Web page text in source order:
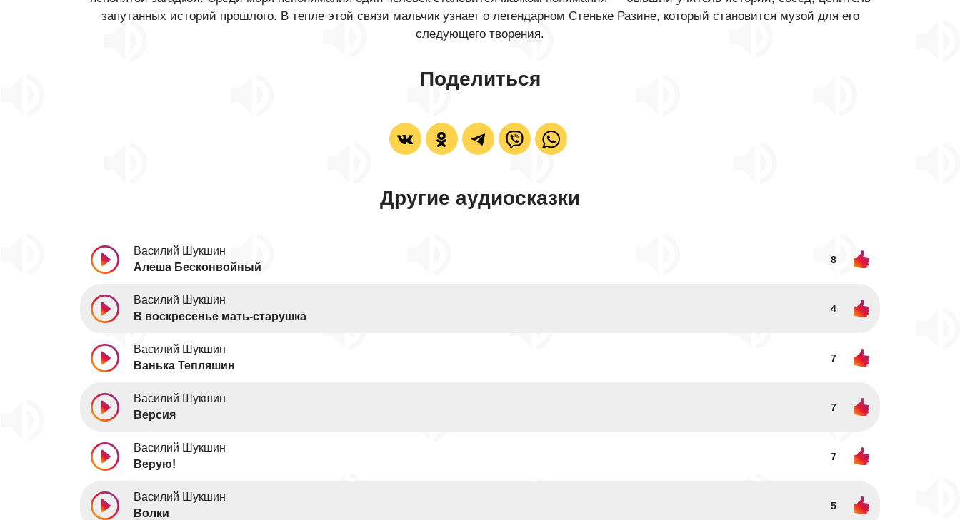
запутанных историй прошлого. В тепле этой связи мальчик узнает о легендарном Стеньке Разине, который становится музой для его
следующего творения.
Поделиться
Другие аудиосказки
Василий Шукшин
Алеша Бесконвойный
8
Василий Шукшин
В воскресенье мать-старушка
4
Василий Шукшин
Ванька Тепляшин
7
Василий Шукшин
Версия
7
Василий Шукшин
Верую!
7
Василий Шукшин
Волки
5